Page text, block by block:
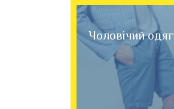
Чоловічий одяг